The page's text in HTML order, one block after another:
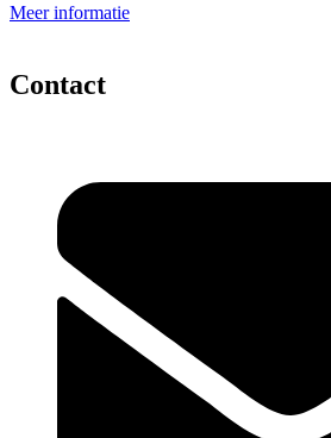
Meer informatie
Contact